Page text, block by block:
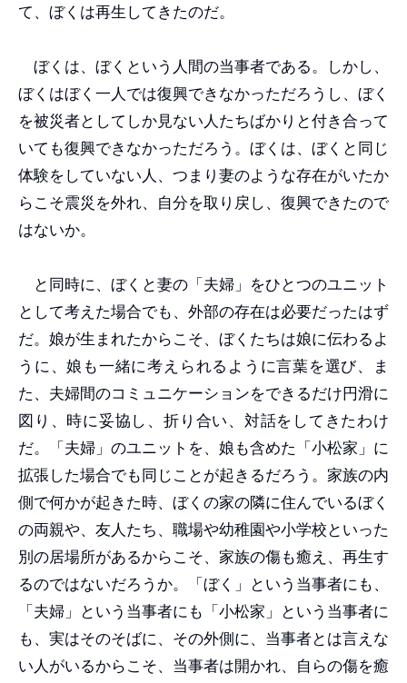
て、ぼくは再生してきたのだ。
ぼくは、ぼくという人間の当事者である。しかし、
ぼくはぼく一人では復興できなかっただろうし、ぼく
を被災者としてしか見ない人たちばかりと付き合って
いても復興できなかっただろう。ぼくは、ぼくと同じ
体験をしていない人、つまり妻のような存在がいたか
らこそ震災を外れ、自分を取り戻し、復興できたので
はないか。
と同時に、ぼくと妻の「夫婦」をひとつのユニット
として考えた場合でも、外部の存在は必要だったはず
だ。娘が生まれたからこそ、ぼくたちは娘に伝わるよ
うに、娘も一緒に考えられるように言葉を選び、ま
た、夫婦間のコミュニケーションをできるだけ円滑に
図り、時に妥協し、折り合い、対話をしてきたわけ
だ。「夫婦」のユニットを、娘も含めた「小松家」に
拡張した場合でも同じことが起きるだろう。家族の内
側で何かが起きた時、ぼくの家の隣に住んでいるぼく
の両親や、友人たち、職場や幼稚園や小学校といった
別の居場所があるからこそ、家族の傷も癒え、再生す
るのではないだろうか。「ぼく」という当事者にも、
「夫婦」という当事者にも「小松家」という当事者に
も、実はそのそばに、その外側に、当事者とは言えな
い人がいるからこそ、当事者は開かれ、自らの傷を癒